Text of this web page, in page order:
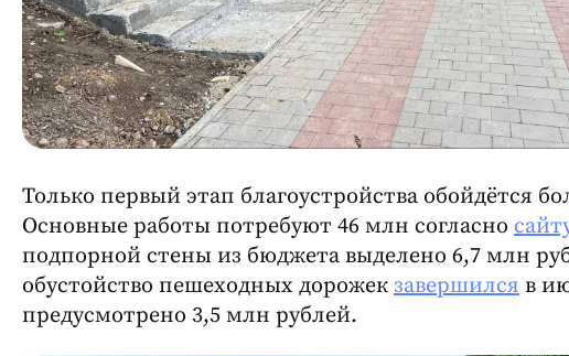
Только первый этап благоустройства обойдётся
Основные работы потребуют 46 млн согласно
подпорной стены из бюджета выделено 6,7 млн
обустойство пешеходных дорожек завершился в
предусмотрено 3,5 млн рублей.